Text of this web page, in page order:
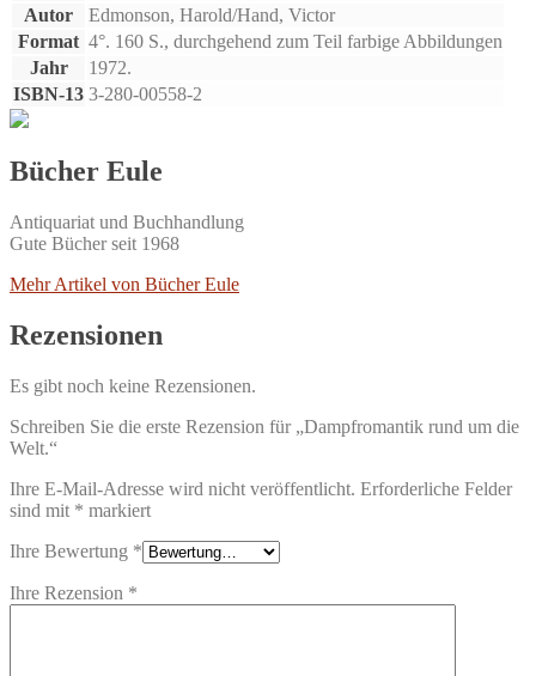
Autor
Edmonson, Harold/Hand, Victor
Format 4°. 160 S., durchgehend zum Teil farbige Abbildungen
Jahr
1972.
ISBN-13 3-280-00558-2
Bücher Eule
Antiquariat und Buchhandlung
Gute Bücher seit 1968
Mehr Artikel von Bücher Eule
Rezensionen
Es gibt noch keine Rezensionen.
Schreiben Sie die erste Rezension für „Dampfromantik rund um die
Welt.“
Ihre E-Mail-Adresse wird nicht veröffentlicht. Erforderliche Felder
sind mit * markiert
Ihre Bewertung *
Ihre Rezension *